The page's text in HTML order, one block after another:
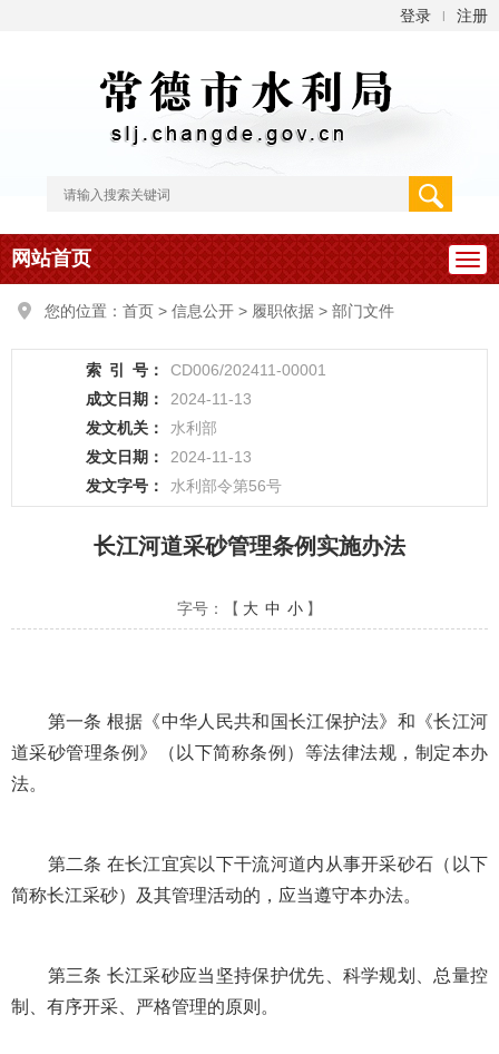
登录 | 注册
网站首页
您的位置： 首页 > 信息公开 > 履职依据 > 部门文件
索 引 号：
CD006/202411-00001
成文日期：
2024-11-13
发文机关：
水利部
发文日期：
2024-11-13
发文字号：
水利部令第56号
长江河道采砂管理条例实施办法
字号：【 大 中 小 】
第一条 根据《中华人民共和国长江保护法》和《长江河
道采砂管理条例》（以下简称条例）等法律法规，制定本办
法。
第二条 在长江宜宾以下干流河道内从事开采砂石（以下
简称长江采砂）及其管理活动的，应当遵守本办法。
第三条 长江采砂应当坚持保护优先、科学规划、总量控
制、有序开采、严格管理的原则。